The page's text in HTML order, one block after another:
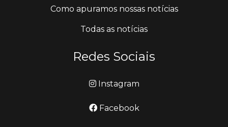
Como apuramos nossas notícias
Todas as notícias
Redes Sociais
Instagram
Facebook